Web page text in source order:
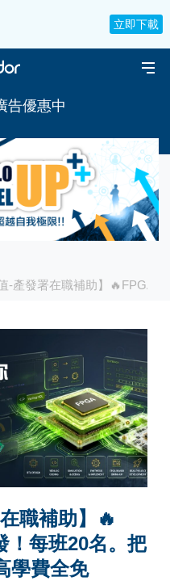
立即下載
告優惠中
-產發署在職補助】🔥FPGA
職補助】🔥
！每班20名。把
學費全免